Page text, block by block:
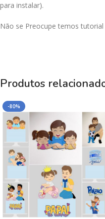
para instalar).
Não se Preocupe temos
Produtos
-80%